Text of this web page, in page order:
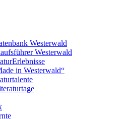
Westerwald
Westerwald
in Westerwald“